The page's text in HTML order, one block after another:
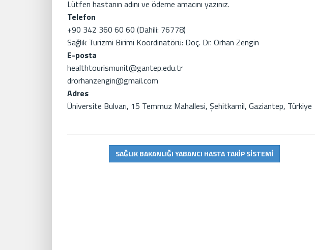
Lütfen hastanın adını ve ödeme amacını yazınız.
Telefon
+90 342 360 60 60 (Dahili: 76778)
Sağlık Turizmi Birimi Koordinatörü: Doç. Dr. Orhan Zengin
E-posta
healthtourismunit@gantep.edu.tr
drorhanzengin@gmail.com
Adres
Üniversite Bulvarı, 15 Temmuz Mahallesi, Şehitkamil, Gaziantep, Türkiye
SAĞLIK BAKANLIĞI YABANCI HASTA TAKİP SİSTEMİ